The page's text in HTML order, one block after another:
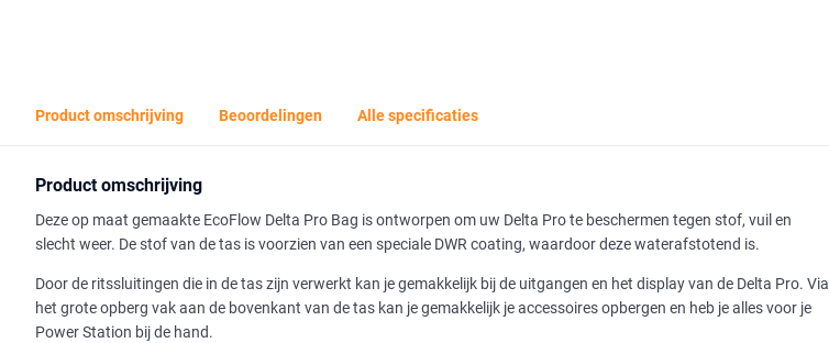
Product omschrijving Beoordelingen Alle specificaties
Product omschrijving
Deze op maat gemaakte EcoFlow Delta Pro Bag is ontworpen om uw Delta Pro te beschermen tegen stof, vuil en
slecht weer. De stof van de tas is voorzien van een speciale DWR coating, waardoor deze waterafstotend is.
Door de ritssluitingen die in de tas zijn verwerkt kan je gemakkelijk bij de uitgangen en het display van de Delta Pro. Via
het grote opberg vak aan de bovenkant van de tas kan je gemakkelijk je accessoires opbergen en heb je alles voor je
Power Station bij de hand.